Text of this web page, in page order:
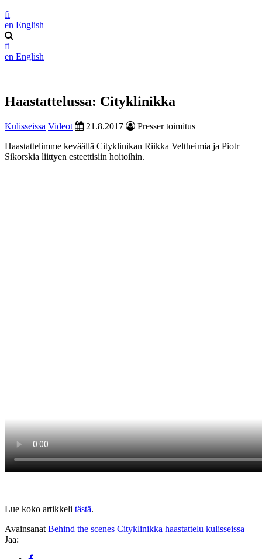
fi
en English
fi
en English
Haastattelussa: Cityklinikka
Kulisseissa Videot 21.8.2017
Presser toimitus
Haastattelimme keväällä Cityklinikan Riikka Veltheimia ja Piotr
Sikorskia liittyen esteettisiin hoitoihin.
Lue koko artikkeli tästä.
Avainsanat Behind the scenes Cityklinikka haastattelu kulisseissa
Jaa: